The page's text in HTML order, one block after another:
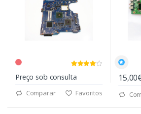
Preço sob consulta
Comparar Favoritos